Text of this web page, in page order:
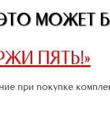
МОЖЕТ
ПЯТЬ!»
при покупке